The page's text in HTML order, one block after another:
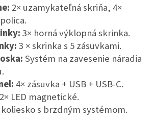
2× uzamykateľná skriňa, 4×
3× horná výklopná skrinka.
3 × skrinka s 5 zásuvkami.
Systém na zavesenie náradia
4× zásuvka + USB + USB-C.
2× LED magnetické.
koliesko s brzdným systémom.